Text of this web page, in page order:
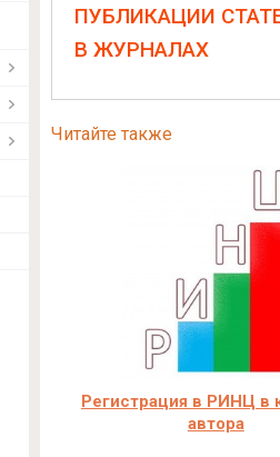
ПУБЛИКАЦИИ
В ЖУРНАЛАХ
Читайте также
Регистрация в РИНЦ в
автора